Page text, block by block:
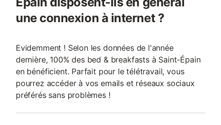
une connexion à internet ?
Evidemment ! Selon les données de l'année
dernière, 100% des bed & breakfasts à Saint-Épain
en bénéficient. Parfait pour le télétravail, vous
pourrez accéder à vos emails et réseaux sociaux
préférés sans problèmes !